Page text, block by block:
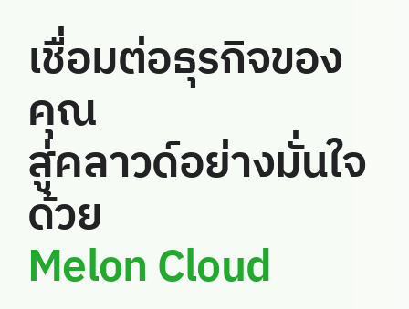
เชื่อมต่อธุรกิจของ
คุณ
สู่คลาวด์อย่างมั่นใจ
ด้วย
Melon Cloud